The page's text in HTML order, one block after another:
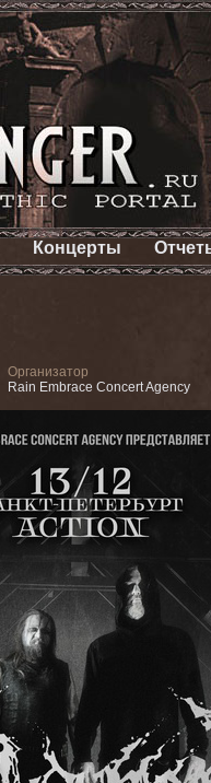
Концерты
Организатор
Rain Embrace Concert Agency